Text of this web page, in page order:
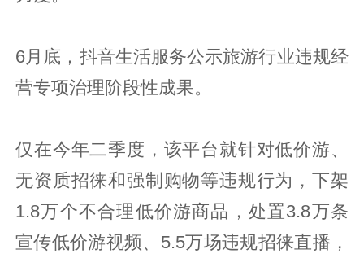
6月底，抖音生活服务公示旅游行业违规经
营专项治理阶段性成果。
仅在今年二季度，该平台就针对低价游、
无资质招徕和强制购物等违规行为，下架
1.8万个不合理低价游商品，处置3.8万条
宣传低价游视频、5.5万场违规招徕直播，